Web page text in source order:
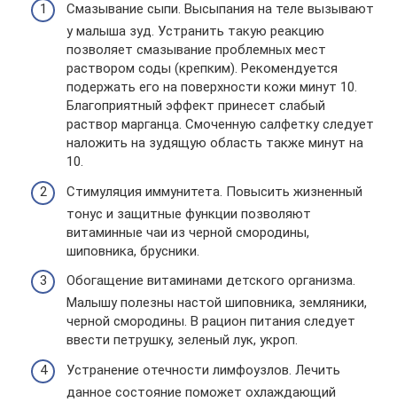
Смазывание сыпи. Высыпания на теле вызывают
у малыша зуд. Устранить такую реакцию
позволяет смазывание проблемных мест
раствором соды (крепким). Рекомендуется
подержать его на поверхности кожи минут 10.
Благоприятный эффект принесет слабый
раствор марганца. Смоченную салфетку следует
наложить на зудящую область также минут на
10.
Стимуляция иммунитета. Повысить жизненный
тонус и защитные функции позволяют
витаминные чаи из черной смородины,
шиповника, брусники.
Обогащение витаминами детского организма.
Малышу полезны настой шиповника, земляники,
черной смородины. В рацион питания следует
ввести петрушку, зеленый лук, укроп.
Устранение отечности лимфоузлов. Лечить
данное состояние поможет охлаждающий